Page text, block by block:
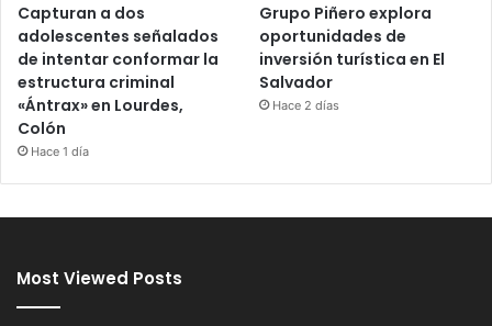
Capturan a dos
adolescentes señalados
de intentar conformar la
estructura criminal
«Ántrax» en Lourdes,
Colón
Hace 1 día
Grupo Piñero explora
oportunidades de
inversión turística en El
Salvador
Hace 2 días
Most Viewed Posts